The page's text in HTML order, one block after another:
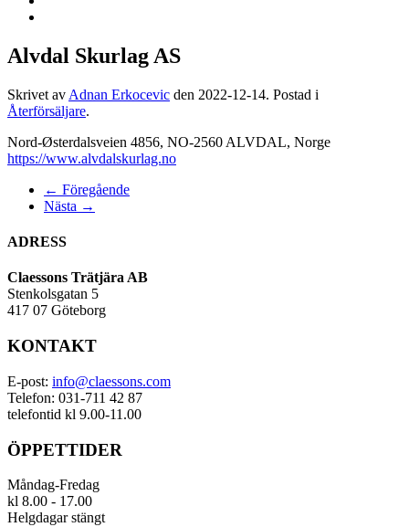
Alvdal Skurlag AS
Skrivet av Adnan Erkocevic den 2022-12-14. Postad i
Återförsäljare.
Nord-Østerdalsveien 4856, NO-2560 ALVDAL, Norge
https://www.alvdalskurlag.no
← Föregående
Nästa →
ADRESS
Claessons Trätjära AB
Stenkolsgatan 5
417 07 Göteborg
KONTAKT
E-post: info@claessons.com
Telefon: 031-711 42 87
telefontid kl 9.00-11.00
ÖPPETTIDER
Måndag-Fredag
kl 8.00 - 17.00
Helgdagar stängt